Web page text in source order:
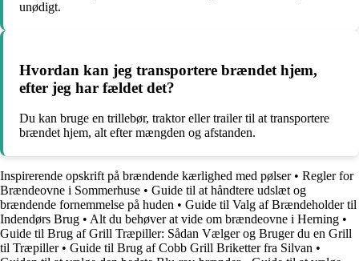
unødigt.
Hvordan kan jeg transportere brændet hjem,
efter jeg har fældet det?
Du kan bruge en trillebør, traktor eller trailer til at transportere
brændet hjem, alt efter mængden og afstanden.
Inspirerende opskrift på brændende kærlighed med pølser• Regler for
Brændeovne i Sommerhuse • Guide til at håndtere udslæt og
brændende fornemmelse på huden • Guide til Valg af Brændeholder til
Indendørs Brug • Alt du behøver at vide om brændeovne i Herning •
Guide til Brug af Grill Træpiller: Sådan Vælger og Bruger du en Grill
til Træpiller• Guide til Brug af Cobb Grill Briketter fra Silvan •